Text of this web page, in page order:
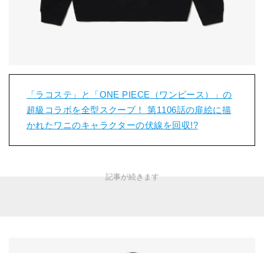
「ラコステ」と「ONE PIECE（ワンピース）」の
超級コラボを全型スクープ！ 第1106話の扉絵に描
かれたワニのキャラクターの伏線を回収!?